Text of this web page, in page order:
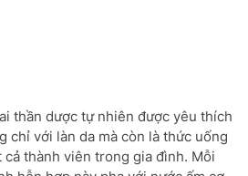
thần dược tự nhiên được yêu thích
chỉ với làn da mà còn là thức uống
thành viên trong gia đình. Mỗi